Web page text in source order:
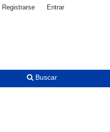
Buscar
Registrarse Entrar